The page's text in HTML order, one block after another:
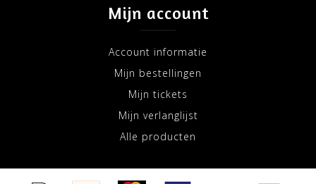
Mijn account
Account informatie
Mijn bestellingen
Mijn tickets
Mijn verlanglijst
Alle producten